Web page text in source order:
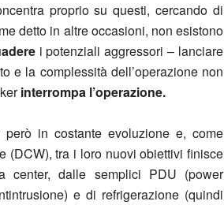
proprio su questi, cercando di
detto in altre occasioni, non esistono
i potenziali aggressori – lanciare
e la complessità dell’operazione non
interrompa l’operazione.
in costante evoluzione e, come
(DCW), tra i loro nuovi obiettivi finisce
center, dalle semplici PDU (power
e di refrigerazione (quindi